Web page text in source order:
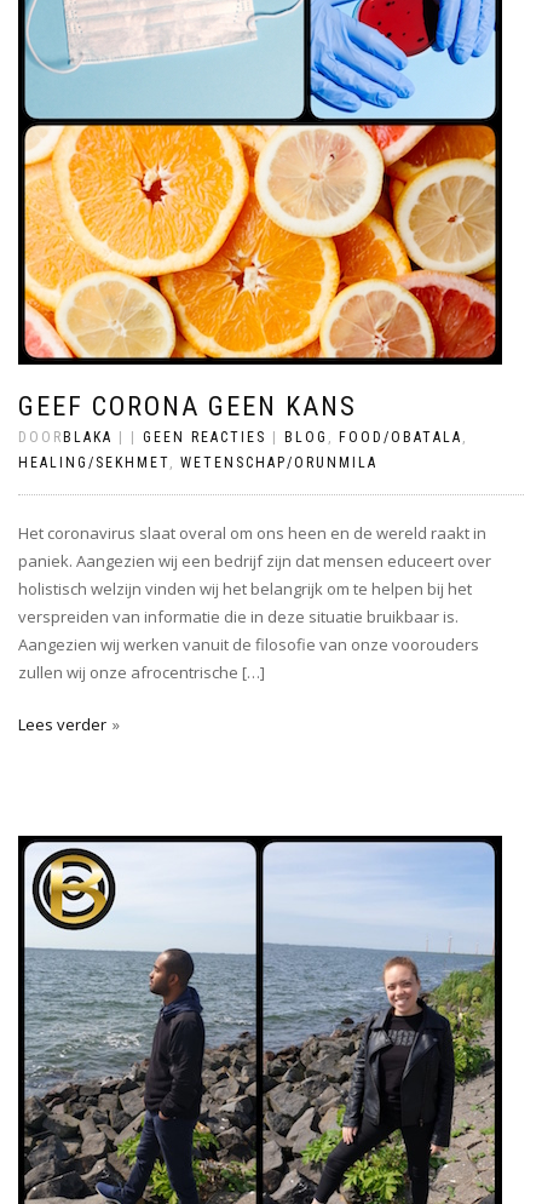
GEEF CORONA GEEN KANS
DOOR BLAKA GEEN REACTIES BLOG , FOOD/OBATALA ,
HEALING/SEKHMET, WETENSCHAP/ORUNMILA
Het coronavirus slaat overal om ons heen en de wereld raakt in
paniek. Aangezien wij een bedrijf zijn dat mensen educeert over
holistisch welzijn vinden wij het belangrijk om te helpen bij het
verspreiden van informatie die in deze situatie bruikbaar is.
Aangezien wij werken vanuit de filosofie van onze voorouders
zullen wij onze afrocentrische […]
Lees verder